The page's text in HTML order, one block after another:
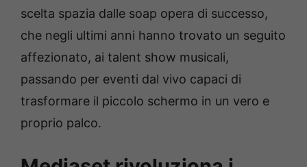
scelta spazia dalle soap opera di successo,
che negli ultimi anni hanno trovato un seguito
affezionato, ai talent show musicali,
passando per eventi dal vivo capaci di
trasformare il piccolo schermo in un vero e
proprio palco.